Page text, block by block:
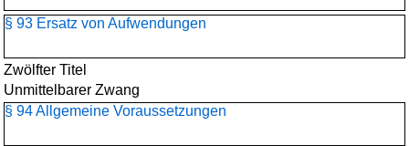
§ 93 Ersatz von Aufwendungen
Zwölfter Titel
Unmittelbarer Zwang
§ 94 Allgemeine Voraussetzungen